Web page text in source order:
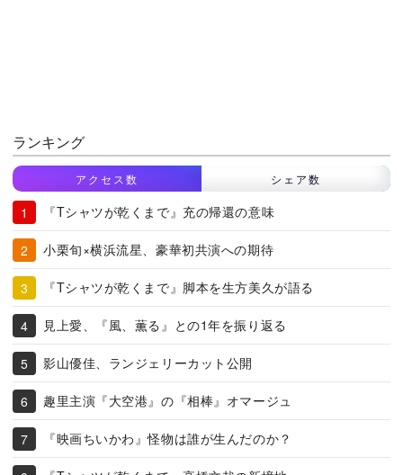
ランキング
アクセス数 シェア数
『Tシャツが乾くまで』充の帰還の意味
小栗旬×横浜流星、豪華初共演への期待
『Tシャツが乾くまで』脚本を生方美久が語る
見上愛、『風、薫る』との1年を振り返る
影山優佳、ランジェリーカット公開
趣里主演『大空港』の『相棒』オマージュ
『映画ちいかわ』怪物は誰が生んだのか？